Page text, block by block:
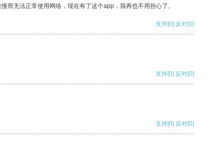
而无法正常使用网络，现在有了这个app，我再也不用担心了。
支持[0] 反对[0]
支持[0] 反对[0]
支持[0] 反对[0]